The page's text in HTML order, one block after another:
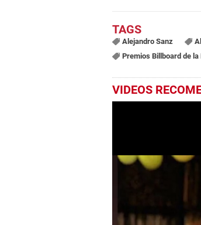
Alejandro Sanz
Premios Billboard de
VIDEOS